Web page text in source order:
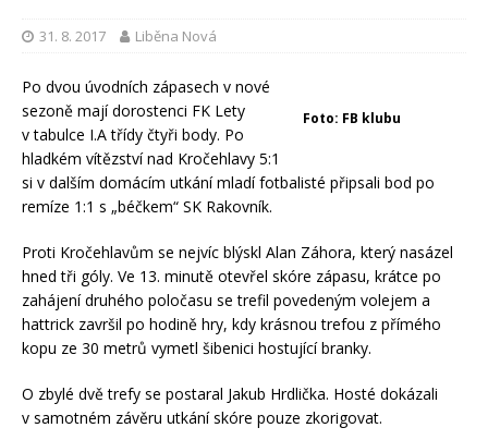
31. 8. 2017 Liběna Nová
Foto: FB klubu
Po dvou úvodních zápasech v nové
sezoně mají dorostenci FK Lety
v tabulce I.A třídy čtyři body. Po
hladkém vítězství nad Kročehlavy 5:1
si v dalším domácím utkání mladí fotbalisté připsali bod po
remíze 1:1 s „béčkem“ SK Rakovník.
Proti Kročehlavům se nejvíc blýskl Alan Záhora, který nasázel
hned tři góly. Ve 13. minutě otevřel skóre zápasu, krátce po
zahájení druhého poločasu se trefil povedeným volejem a
hattrick završil po hodině hry, kdy krásnou trefou z přímého
kopu ze 30 metrů vymetl šibenici hostující branky.
O zbylé dvě trefy se postaral Jakub Hrdlička. Hosté dokázali
v samotném závěru utkání skóre pouze zkorigovat.